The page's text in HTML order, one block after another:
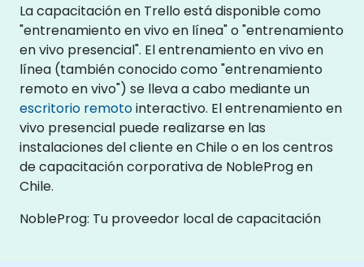
La capacitación en Trello está disponible como
"entrenamiento en vivo en línea" o "entrenamiento
en vivo presencial". El entrenamiento en vivo en
línea (también conocido como "entrenamiento
remoto en vivo") se lleva a cabo mediante un
escritorio remotointeractivo. El entrenamiento en
vivo presencial puede realizarse en las
instalaciones del cliente en Chile o en los centros
de capacitación corporativa de NobleProg en
Chile.
NobleProg: Tu proveedor local de capacitación